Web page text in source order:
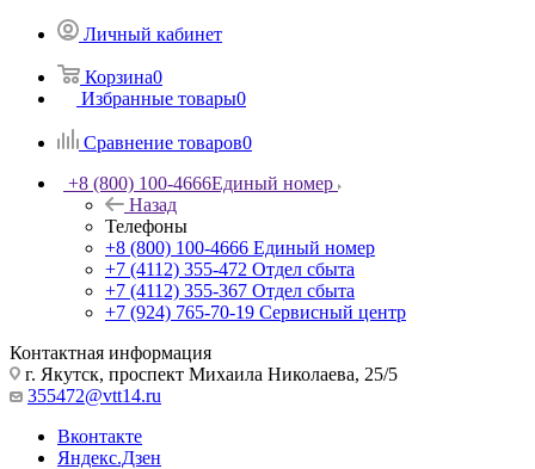
Личный кабинет
Корзина0
Избранные товары0
Сравнение товаров0
+8 (800) 100-4666Единый номер
Назад
Телефоны
+8 (800) 100-4666 Единый номер
+7 (4112) 355-472 Отдел сбыта
+7 (4112) 355-367 Отдел сбыта
+7 (924) 765-70-19 Сервисный центр
Контактная информация
г. Якутск, проспект Михаила Николаева, 25/5
355472@vtt14.ru
Вконтакте
Яндекс.Дзен